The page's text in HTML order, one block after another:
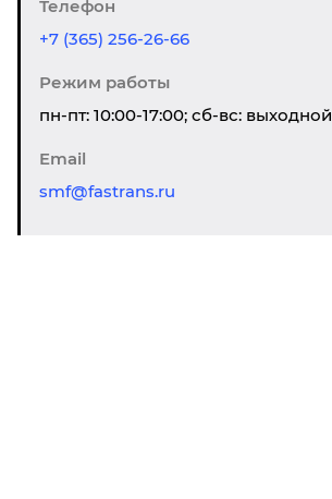
Телефон
+7 (365) 256-26-66
Режим работы
пн-пт: 10:00-17:00; сб-вс: выходной
Email
smf@fastrans.ru